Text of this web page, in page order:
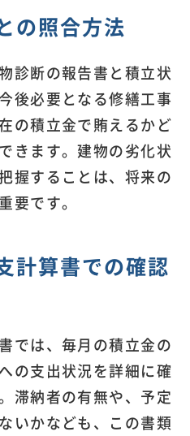
の照合方法
診断の報告書と積立状
後必要となる修繕工事
の積立金で賄えるかど
きます。建物の劣化状
握することは、将来の
要です。
計算書での確認
では、毎月の積立金の
の支出状況を詳細に確
滞納者の有無や、予定
いかなども、この書類